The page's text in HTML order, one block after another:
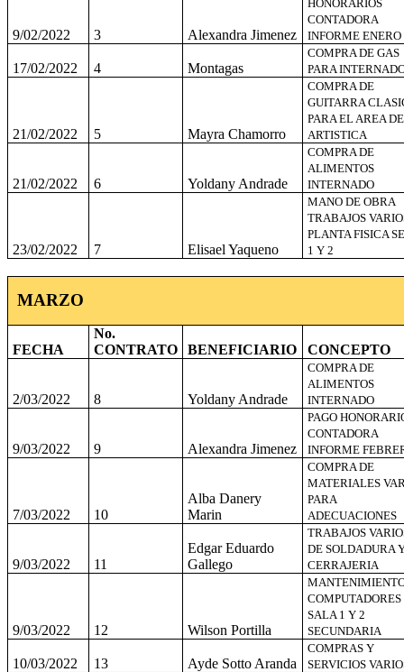
9/02/2022 3 Alexandra Jimenez
HONORARIOS
CONTADORA
INFORME ENERO
17/02/2022 4 Montagas
COMPRA DE GAS
PARA
21/02/2022 5 Mayra Chamorro
COMPRA DE
GUITARRA
PARA EL AREA DE
ARTISTICA
21/02/2022 6 Yoldany Andrade
COMPRA DE
ALIMENTOS
INTERNADO
23/02/2022 7 Elisael Yaqueno
MANO DE OBRA
TRABAJOS
PLANTA FISICA
1 Y 2
MARZO
FECHA
No.
CONTRATO
BENEFICIARIO CONCEPTO
2/03/2022 8 Yoldany Andrade
COMPRA DE
ALIMENTOS
INTERNADO
9/03/2022 9 Alexandra Jimenez
PAGO
CONTADORA
INFORME
7/03/2022 10
Alba Danery
Marin
COMPRA DE
MATERIALES
PARA
ADECUACIONES
9/03/2022 11
Edgar Eduardo
Gallego
TRABAJOS
DE SOLDADURA
CERRAJERIA
9/03/2022 12 Wilson Portilla
COMPUTADORES
SALA 1 Y 2
SECUNDARIA
10/03/2022 13 Ayde Sotto Aranda
COMPRAS Y
SERVICIOS